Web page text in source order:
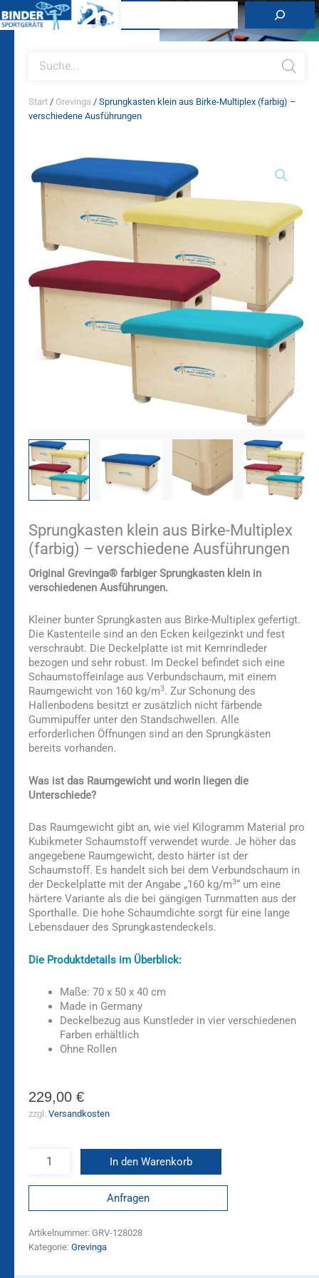
Inhalt
search
Start / Grevinga / Sprungkasten klein aus Birke-Multiplex (farbig) –
verschiedene Ausführungen
Sprungkasten klein aus Birke-Multiplex
(farbig) – verschiedene Ausführungen
Original Grevinga® farbiger Sprungkasten klein in
verschiedenen Ausführungen.
Kleiner bunter Sprungkasten aus Birke-Multiplex gefertigt.
Die Kastenteile sind an den Ecken keilgezinkt und fest
verschraubt. Die Deckelplatte ist mit Kernrindleder
bezogen und sehr robust. Im Deckel befindet sich eine
Schaumstoffeinlage aus Verbundschaum, mit einem
Raumgewicht von 160 kg/m3. Zur Schonung des
Hallenbodens besitzt er zusätzlich nicht färbende
Gummipuffer unter den Standschwellen. Alle
erforderlichen Öffnungen sind an den Sprungkästen
bereits vorhanden.
Was ist das Raumgewicht und worin liegen die
Unterschiede?
Das Raumgewicht gibt an, wie viel Kilogramm Material pro
Kubikmeter Schaumstoff verwendet wurde. Je höher das
angegebene Raumgewicht, desto härter ist der
Schaumstoff. Es handelt sich bei dem Verbundschaum in
der Deckelplatte mit der Angabe „160 kg/m3“ um eine
härtere Variante als die bei gängigen Turnmatten aus der
Sporthalle. Die hohe Schaumdichte sorgt für eine lange
Lebensdauer des Sprungkastendeckels.
Die Produktdetails im Überblick:
Maße: 70 x 50 x 40 cm
Made in Germany
Deckelbezug aus Kunstleder in vier verschiedenen
Farben erhältlich
Ohne Rollen
229,00 €
zzgl. Versandkosten
Sprungkasten
klein
aus
Multiplex
(farbig)
verschiedene
Ausführungen
Menge
In den Warenkorb
Anfragen
Artikelnummer: GRV-128028
Kategorie: Grevinga